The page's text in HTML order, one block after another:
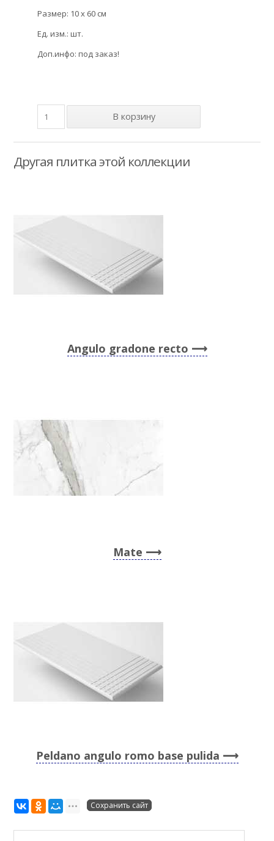
Размер: 10 x 60 см
Ед. изм.: шт.
Доп.инфо: под заказ!
Другая плитка этой коллекции
Angulo gradone recto
Mate
Peldano angulo romo base pulida
Сохранить сайт